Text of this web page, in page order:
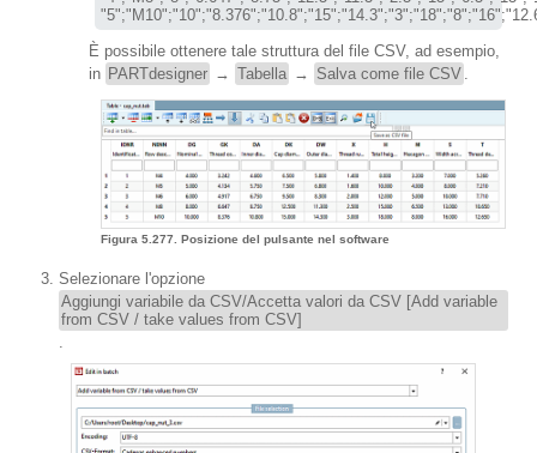
È possibile ottenere tale struttura del file CSV, ad esempio,
in PARTdesigner → Tabella → Salva come file CSV
Figura 5.277. Posizione del pulsante nel software
Selezionare l'opzione
Aggiungi variabile da CSV/Accetta valori da CSV [Add variable
from CSV / take values ​​from CSV]
.